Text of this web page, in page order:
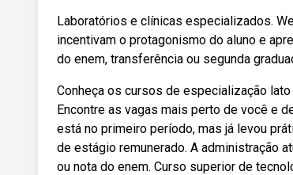
Laboratórios e clínicas especializados.
incentivam o protagonismo do aluno e
do enem, transferência ou segunda
Conheça os cursos de especialização
Encontre as vagas mais perto de você e
está no primeiro período, mas já levou
de estágio remunerado. A administração
ou nota do enem. Curso superior de